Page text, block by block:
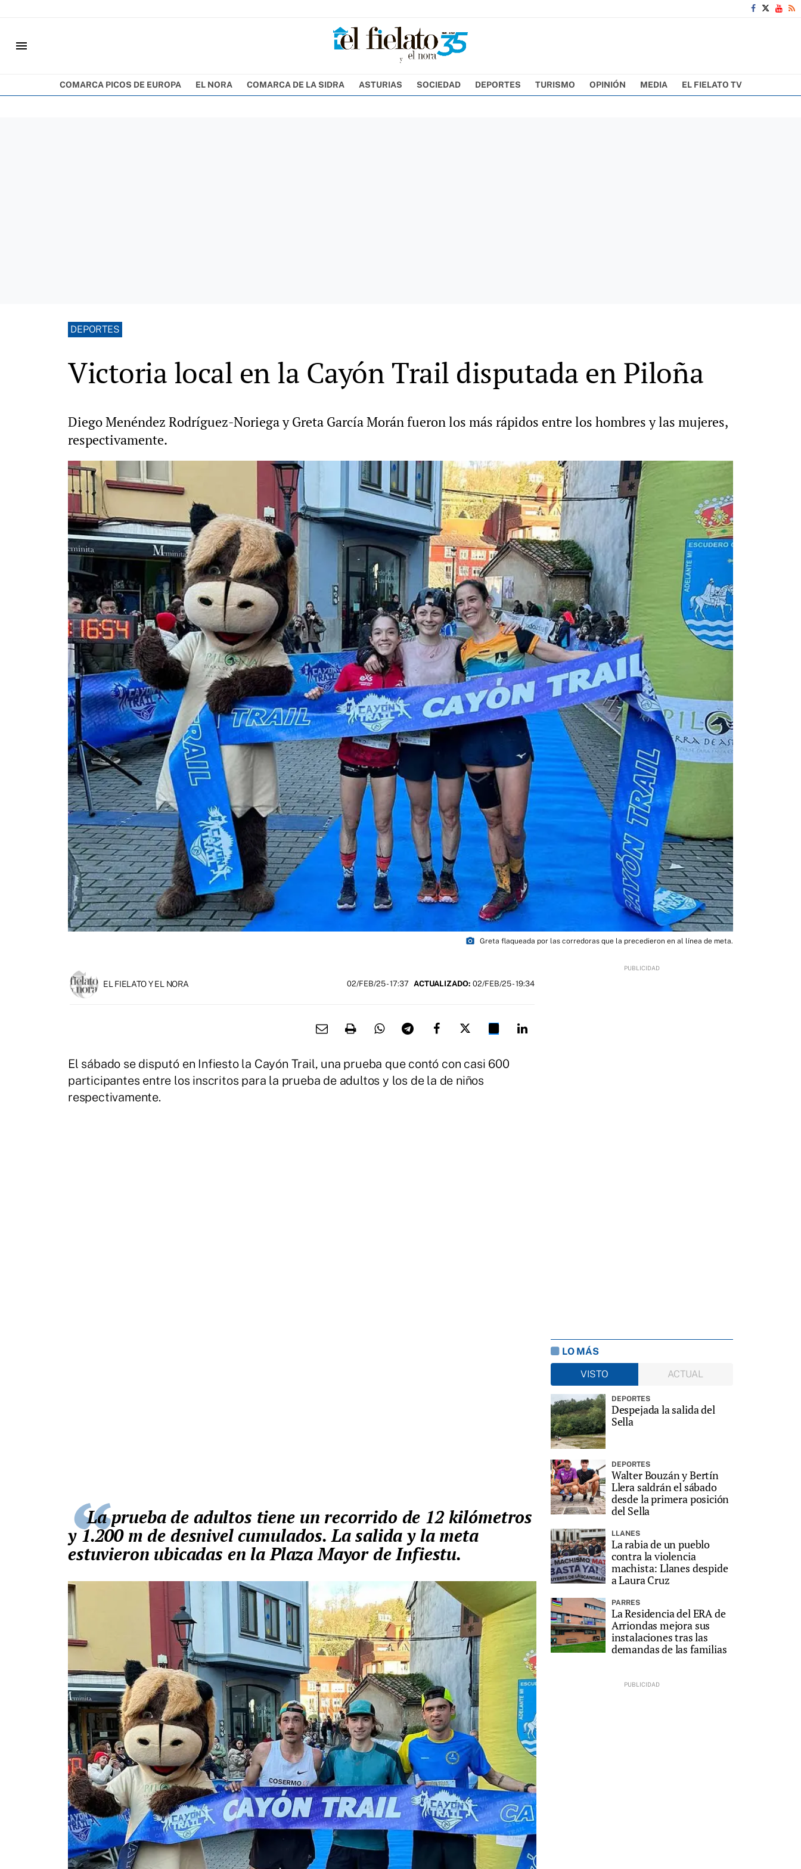
menu
COMARCA PICOS DE EUROPA EL NORA COMARCA DE LA SIDRA ASTURIAS SOCIEDAD DEPORTES TURISMO OPINIÓN MEDIA EL FIELATO TV
DEPORTES
Victoria local en la Cayón Trail disputada en Piloña
Diego Menéndez Rodríguez-Noriega y Greta García Morán fueron los más rápidos entre los hombres y las mujeres,
respectivamente.
photo_camera Greta flaqueada por las corredoras que la precedieron en al línea de meta.
EL FIELATO Y EL NORA 02/FEB/25- 17:37 ACTUALIZADO: 02/FEB/25 - 19:34
El sábado se disputó en Infiesto la Cayón Trail, una prueba que contó con casi 600
participantes entre los inscritos para la prueba de adultos y los de la de niños
respectivamente.
La prueba de adultos tiene un recorrido de 12 kilómetros
y 1.200 m de desnivel cumulados. La salida y la meta
estuvieron ubicadas en la Plaza Mayor de Infiestu.
LO MÁS
VISTO
ACTUAL
DEPORTES
Despejada la salida del
Sella
DEPORTES
Walter Bouzán y Bertín
Llera saldrán el sábado
desde la primera posición
del Sella
LLANES
La rabia de un pueblo
contra la violencia
machista: Llanes despide
a Laura Cruz
PARRES
La Residencia del ERA de
Arriondas mejora sus
instalaciones tras las
demandas de las familias